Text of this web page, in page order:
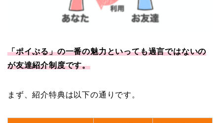
「ポイぷる」の一番の魅力といっても過言ではないの
が友達紹介制度です。
まず、紹介特典は以下の通りです。